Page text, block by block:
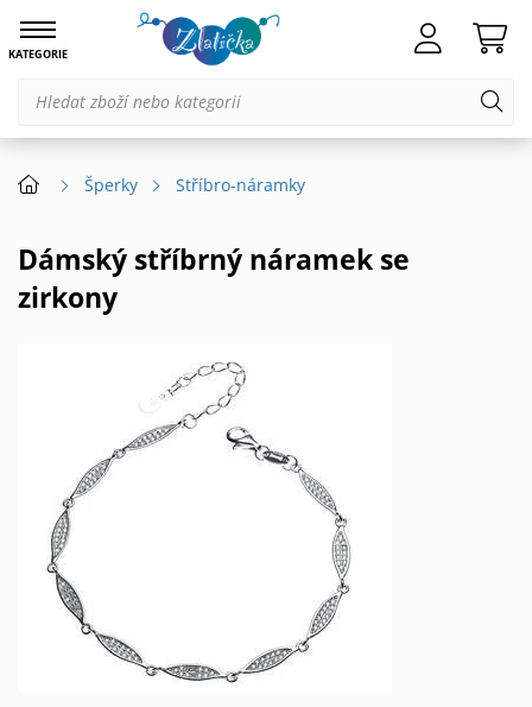
KATEGORIE
Šperky Stříbro-náramky
Dámský stříbrný náramek se
zirkony